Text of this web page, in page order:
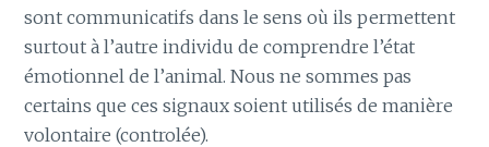
sont communicatifs dans le sens où ils permettent
surtout à l’autre individu de comprendre l’état
émotionnel de l’animal. Nous ne sommes pas
certains que ces signaux soient utilisés de manière
volontaire (controlée).